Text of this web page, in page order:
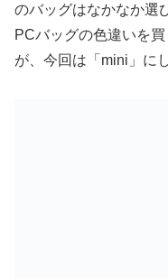
のバッグはなかなか選
PCバッグの色違いを
が、今回は「mini」に